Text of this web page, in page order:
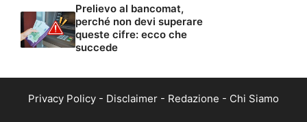
Prelievo al bancomat,
perché non devi superare
queste cifre: ecco che
succede
Privacy Policy - Disclaimer - Redazione - Chi Siamo